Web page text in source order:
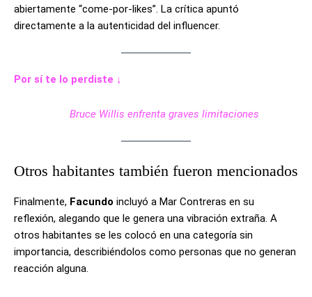
abiertamente “come-por-likes”. La crítica apuntó
directamente a la autenticidad del influencer.
Por sí te lo perdiste ↓
Bruce Willis enfrenta graves limitaciones
Otros habitantes también fueron mencionados
Finalmente, Facundo incluyó a Mar Contreras en su
reflexión, alegando que le genera una vibración extraña. A
otros habitantes se les colocó en una categoría sin
importancia, describiéndolos como personas que no generan
reacción alguna.